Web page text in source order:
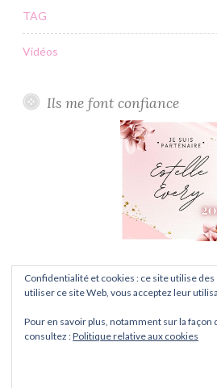
TAG
Vidéos
Ils me font confiance
FIÈREMENT PROPULSÉ
Confidentialité et cookies : ce site utilise des
utiliser ce site Web, vous acceptez leur
Pour en savoir plus, notamment sur la
consultez :Politique relative aux cookies